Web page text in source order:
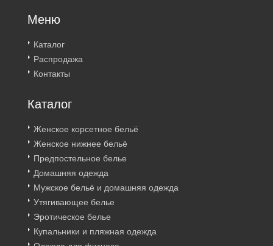
Меню
Каталог
Распродажа
Контакты
Каталог
Женское корсетное бельё
Женское нижнее бельё
Предпостельное белье
Домашняя одежда
Мужское бельё и домашняя одежда
Утягивающее белье
Эротическое белье
Купальники и пляжная одежда